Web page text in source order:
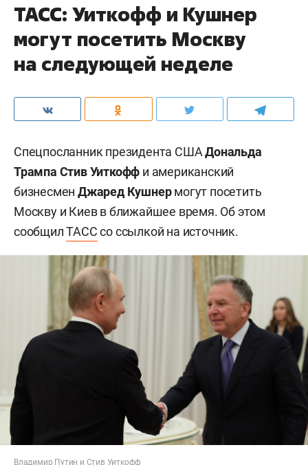
ТАСС: Уиткофф и Кушнер
могут посетить Москву
на следующей неделе
Спецпосланник президента СШАДональда
Трампа Стив Уиткофф и американский
бизнесменДжаред Кушнермогут посетить
Москву и Киев в ближайшее время. Об этом
сообщилТАССсо ссылкой на источник.
Владимир Путин и Стив Уиткофф